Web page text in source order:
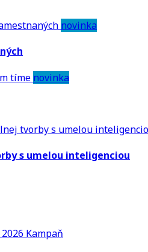
novinka
novinka
s umelou inteligenciou
Kampaň